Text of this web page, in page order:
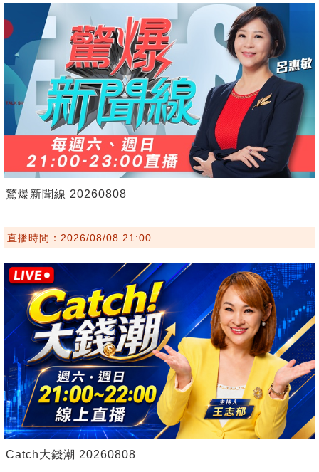
驚爆新聞線 20260808
直播時間：2026/08/08 21:00
Catch大錢潮 20260808